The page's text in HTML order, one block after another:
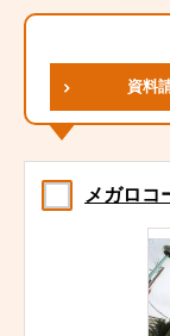
資料
メガロコ